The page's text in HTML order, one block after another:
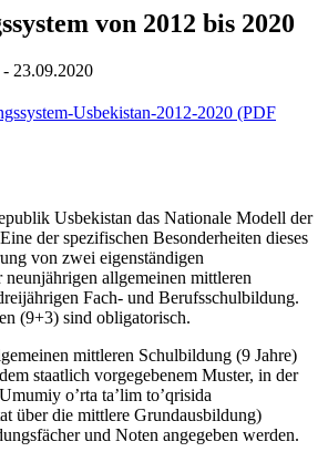
von 2012 bis 2020
23.09.2020
Usbekistan-2012-2020 (PDF
Usbekistan das Nationale Modell der
der spezifischen Besonderheiten dieses
von zwei eigenständigen
allgemeinen mittleren
Fach- und Berufsschulbildung.
(9+3) sind obligatorisch.
mittleren Schulbildung (9 Jahre)
staatlich vorgegebenem Muster, in der
o’rta ta’lim to’qrisida
über die mittlere Grundausbildung)
und Noten angegeben werden.